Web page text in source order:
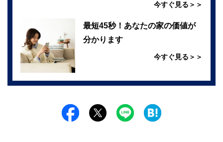
今すぐ見る＞＞
最短45秒！あなたの家の価値が
分かります
今すぐ見る＞＞